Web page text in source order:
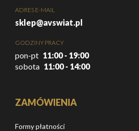
ADRES E-MAIL
sklep@avswiat.pl
GODZINY PRACY
pon-pt 11:00 - 19:00
sobota 11:00 - 14:00
ZAMÓWIENIA
Formy płatności